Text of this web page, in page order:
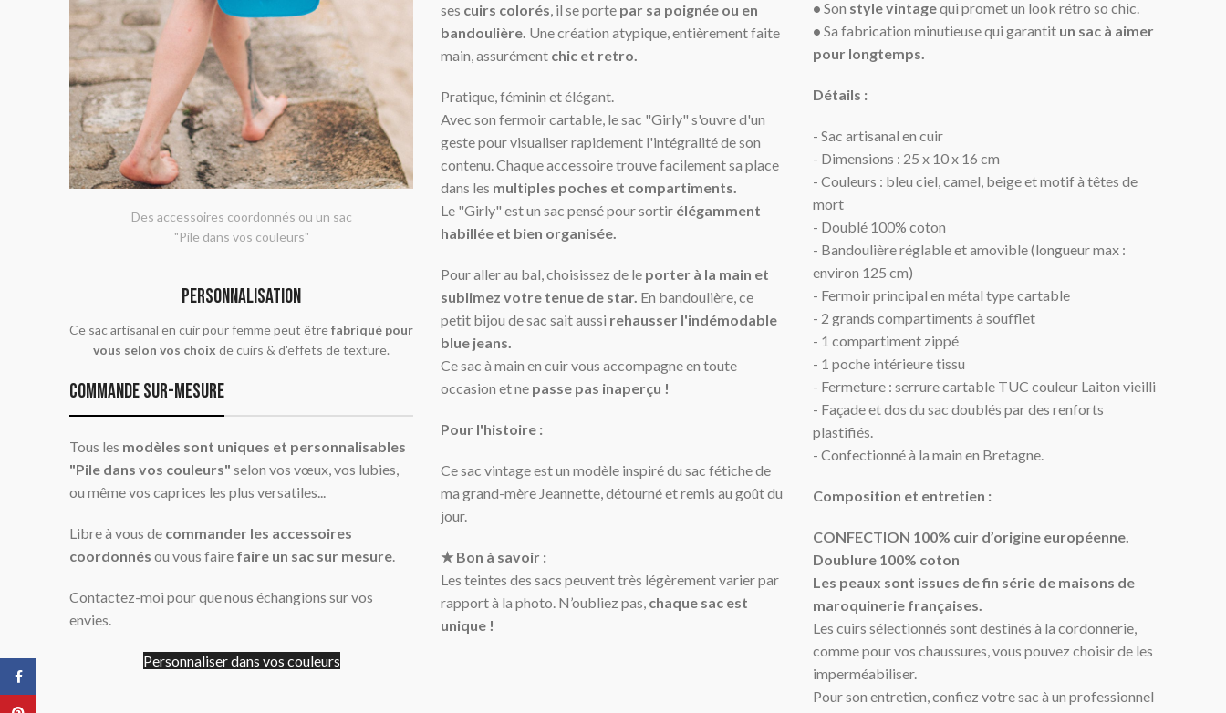
Des accessoires coordonnés ou un sac
"Pile dans vos couleurs"
PERSONNALISATION
Ce sac artisanal en cuir pour femme peut êtrefabriqué pour
vous selon vos choix de cuirs & d'effets de texture.
commande sur-mesure
Tous les modèles sont uniques et personnalisables
"Pile dans vos couleurs" selon vos vœux, vos lubies,
ou même vos caprices les plus versatiles...
Libre à vous de commander les accessoires
coordonnés ou vous faire faire un sac sur mesure.
Contactez-moi pour que nous échangions sur vos
envies.
Personnaliser dans vos couleurs
ses cuirs colorés, il se porte par sa poignée ou en
bandoulière. Une création atypique, entièrement faite
main, assurément chic et retro.
Pratique, féminin et élégant.
Avec son fermoir cartable, le sac "Girly" s'ouvre d'un
geste pour visualiser rapidement l'intégralité de son
contenu. Chaque accessoire trouve facilement sa place
dans les multiples poches et compartiments.
Le "Girly" est un sac pensé pour sortir élégamment
habillée et bien organisée.
Pour aller au bal, choisissez de le porter à la main et
sublimez votre tenue de star. En bandoulière, ce
petit bijou de sac sait aussi rehausser l'indémodable
blue jeans.
Ce sac à main en cuir vous accompagne en toute
occasion et ne passe pas inaperçu !
Pour l'histoire :
Ce sac vintage est un modèle inspiré du sac fétiche de
ma grand-mère Jeannette, détourné et remis au goût du
jour.
★ Bon à savoir :
Les teintes des sacs peuvent très légèrement varier par
rapport à la photo. N’oubliez pas, chaque sac est
unique !
• Son style vintagequi promet un look rétro so chic.
• Sa fabrication minutieuse qui garantit un sac à aimer
pour longtemps.
Détails :
- Sac artisanal en cuir
- Dimensions : 25 x 10 x 16 cm
- Couleurs : bleu ciel, camel, beige et motif à têtes de
mort
- Doublé 100% coton
- Bandoulière réglable et amovible (longueur max :
environ 125 cm)
- Fermoir principal en métal type cartable
- 2 grands compartiments à soufflet
- 1 compartiment zippé
- 1 poche intérieure tissu
- Fermeture : serrure cartable TUC couleur Laiton vieilli
- Façade et dos du sac doublés par des renforts
plastifiés.
- Confectionné à la main en Bretagne.
Composition et entretien :
CONFECTION 100% cuir d’origine européenne.
Doublure 100% coton
Les peaux sont issues de fin série de maisons de
maroquinerie françaises.
Les cuirs sélectionnés sont destinés à la cordonnerie,
comme pour vos chaussures, vous pouvez choisir de les
imperméabiliser.
Pour son entretien, confiez votre sac à un professionnel